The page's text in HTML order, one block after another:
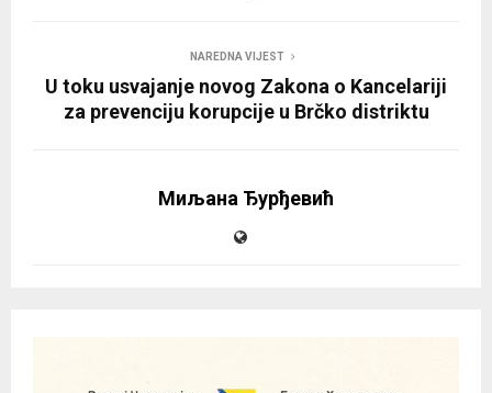
NAREDNA VIJEST
U toku usvajanje novog Zakona o Kancelariji
za prevenciju korupcije u Brčko distriktu
Миљана Ђурђевић